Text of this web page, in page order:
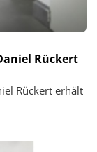
Rückert
Rückert erhält